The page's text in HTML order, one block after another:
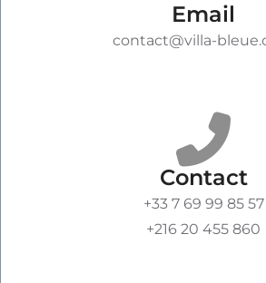
Email
contact@villa-
Contact
+33 7 69 99 85 57
+216 20 455 860